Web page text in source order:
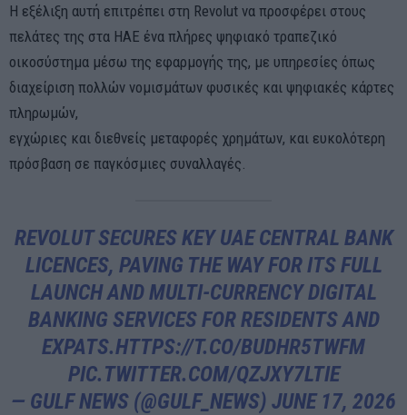
Η εξέλιξη αυτή επιτρέπει στη Revolut να προσφέρει στους
πελάτες της στα ΗΑΕ ένα πλήρες ψηφιακό τραπεζικό
οικοσύστημα μέσω της εφαρμογής της, με υπηρεσίες όπως
διαχείριση πολλών νομισμάτων φυσικές και ψηφιακές κάρτες
πληρωμών,
εγχώριες και διεθνείς μεταφορές χρημάτων, και ευκολότερη
πρόσβαση σε παγκόσμιες συναλλαγές.
REVOLUT SECURES KEY UAE CENTRAL BANK
LICENCES, PAVING THE WAY FOR ITS FULL
LAUNCH AND MULTI-CURRENCY DIGITAL
BANKING SERVICES FOR RESIDENTS AND
EXPATS.HTTPS://T.CO/BUDHR5TWFM
PIC.TWITTER.COM/QZJXY7LTIE
— GULF NEWS (@GULF_NEWS) JUNE 17, 2026